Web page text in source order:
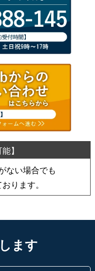
ない場合でも
ります。
ます